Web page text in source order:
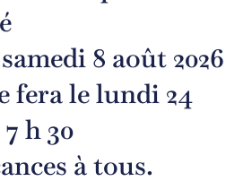
8 août 2026
fera le lundi 24
h 30
à tous.